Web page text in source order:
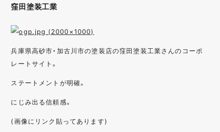
窪田塗装工業
兵庫県高砂市・加古川市の塗装店の窪田塗装工業さんのコーポ
レートサイト。
ステートメントが明確。
にじみ出る信頼感。
(画像にリンク貼ってあります)